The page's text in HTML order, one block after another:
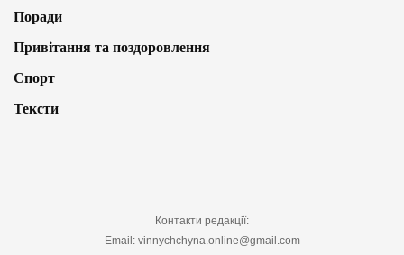
Поради
Привітання та поздоровлення
Спорт
Тексти
Контакти редакції:
Email: vinnychchyna.online@gmail.com